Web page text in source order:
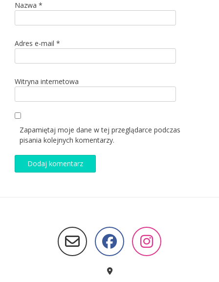
Nazwa *
Adres e-mail *
Witryna internetowa
Zapamiętaj moje dane w tej przeglądarce podczas
pisania kolejnych komentarzy.